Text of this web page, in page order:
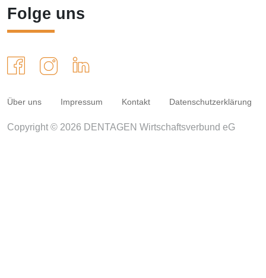
Folge uns
Über uns Impressum Kontakt Datenschutzerklärung
Copyright © 2026 DENTAGEN Wirtschaftsverbund eG